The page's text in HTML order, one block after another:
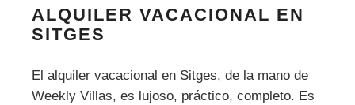
ALQUILER VACACIONAL EN
SITGES
El alquiler vacacional en Sitges, de la mano de
Weekly Villas, es lujoso, práctico, completo. Es